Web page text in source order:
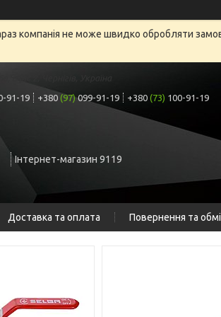
компанія не може швидко обробляти
офіс 2, Чернігів, Україна
91-19 +380 (97)099-91-19 +380 (73) 100-91-19
Інтернет-магазин 9119
Доставка та оплата Повернення та